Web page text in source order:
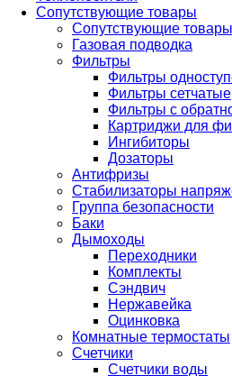
Сопутствующие товары
Сопутствующие товары
Газовая подводка
Фильтры
Фильтры
Фильтры сетчатые
Фильтры с
Картриджи для
Ингибиторы
Дозаторы
Антифризы
Стабилизаторы
Группа безопасности
Баки
Дымоходы
Переходники
Комплекты
Сэндвич
Нержавейка
Оцинковка
Комнатные термостаты
Счетчики
Счетчики воды